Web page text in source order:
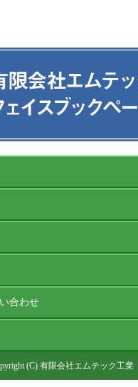
合わせ
(C) 有限会社エムテック工業